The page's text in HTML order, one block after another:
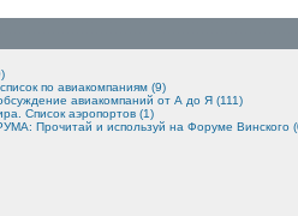
по авиакомпаниям (9)
авиакомпаний от А до Я (111)
Список аэропортов (1)
Прочитай и используй на Форуме Винского